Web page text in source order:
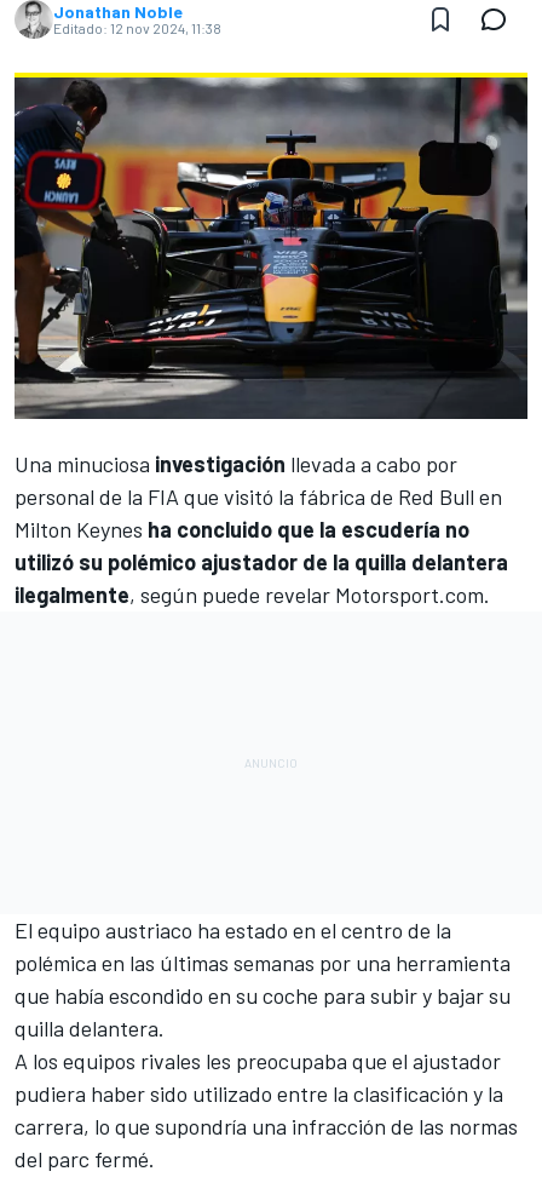
Jonathan Noble
Editado: 12 nov 2024, 11:38
Una minuciosa investigación llevada a cabo por
personal de la FIA que visitó la fábrica de Red Bull en
Milton Keynes ha concluido que la escudería no
utilizó su polémico ajustador de la quilla delantera
ilegalmente, según puede revelar Motorsport.com.
El equipo austriaco ha estado en el centro de la
polémica en las últimas semanas por una herramienta
que había escondido en su coche para subir y bajar su
quilla delantera.
A los equipos rivales les preocupaba que el ajustador
pudiera haber sido utilizado entre la clasificación y la
carrera, lo que supondría una infracción de las normas
del parc fermé.